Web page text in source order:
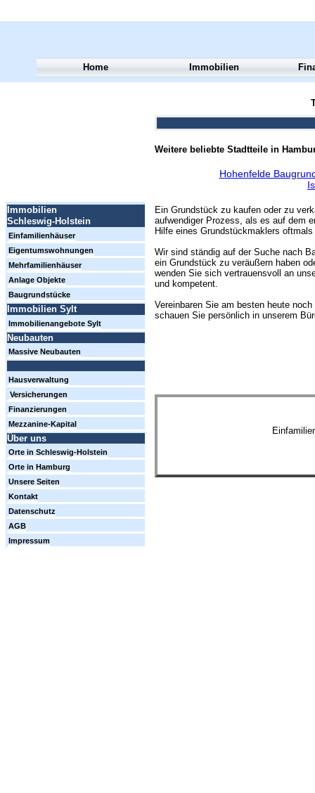
Weitere beliebte Stadtteile in
Hohenfelde
Ein Grundstück zu kaufen oder zu
aufwendiger Prozess, als es auf dem
Hilfe eines Grundstückmaklers
Wir sind ständig auf der Suche nach
ein Grundstück zu veräußern haben
wenden Sie sich vertrauensvoll an
und kompetent.
Vereinbaren Sie am besten heute
schauen Sie persönlich in unserem
Home Immobilien
Immobilien
Schleswig-Holstein
Einfamilienhäuser
Eigentumswohnungen
Mehrfamilienhäuser
Anlage Objekte
Baugrundstücke
Immobilien Sylt
Immobilienangebote Sylt
Neubauten
Massive Neubauten
Hausverwaltung
Versicherungen
Finanzierungen
Mezzanine-Kapital
Über uns
Orte in Schleswig-Holstein
Orte in Hamburg
Unsere Seiten
Kontakt
Datenschutz
AGB
Impressum